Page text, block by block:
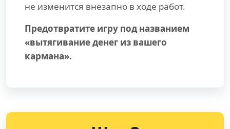
не изменится внезапно в ходе работ.
Предотвратите игру под названием
«вытягивание денег из вашего
кармана».